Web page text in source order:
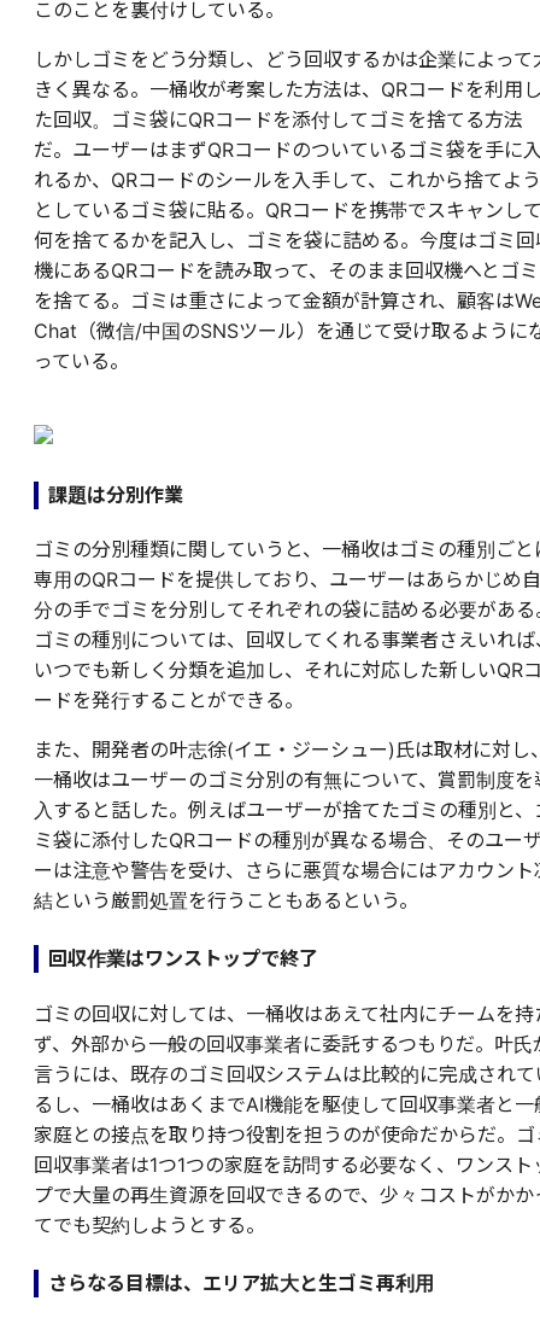
このことを裏付けしている。
しかしゴミをどう分類し、どう回収するかは企業によって
きく異なる。一桶收が考案した方法は、QRコードを利用
た回収。ゴミ袋にQRコードを添付してゴミを捨てる方法
だ。ユーザーはまずQRコードのついているゴミ袋を手に
れるか、QRコードのシールを入手して、これから捨てよう
としているゴミ袋に貼る。QRコードを携帯でスキャンし
何を捨てるかを記入し、ゴミを袋に詰める。今度はゴミ回
機にあるQRコードを読み取って、そのまま回収機へとゴミ
を捨てる。ゴミは重さによって金額が計算され、顧客は
Chat（微信/中国のSNSツール）を通じて受け取るように
っている。
課題は分別作業
ゴミの分別種類に関していうと、一桶收はゴミの種別ごと
専用のQRコードを提供しており、ユーザーはあらかじめ自
分の手でゴミを分別してそれぞれの袋に詰める必要がある
ゴミの種別については、回収してくれる事業者さえいれば
いつでも新しく分類を追加し、それに対応した新しいQR
ードを発行することができる。
また、開発者の叶志徐(イエ・ジーシュー)氏は取材に対し
一桶收はユーザーのゴミ分別の有無について、賞罰制度を
入すると話した。例えばユーザーが捨てたゴミの種別と、
ミ袋に添付したQRコードの種別が異なる場合、そのユー
ーは注意や警告を受け、さらに悪質な場合にはアカウント
結という厳罰処置を行うこともあるという。
回収作業はワンストップで終了
ゴミの回収に対しては、一桶收はあえて社内にチームを持
ず、外部から一般の回収事業者に委託するつもりだ。叶氏
言うには、既存のゴミ回収システムは比較的に完成されて
るし、一桶收はあくまでAI機能を駆使して回収事業者と一
家庭との接点を取り持つ役割を担うのが使命だからだ。ゴ
回収事業者は1つ1つの家庭を訪問する必要なく、ワンスト
プで大量の再生資源を回収できるので、少々コストがかか
てでも契約しようとする。
さらなる目標は、エリア拡大と生ゴミ再利用